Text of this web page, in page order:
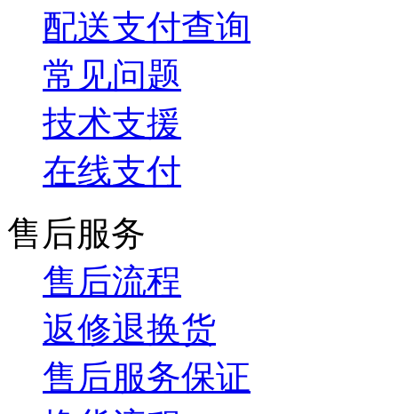
配送支付查询
常见问题
技术支援
在线支付
售后服务
售后流程
返修退换货
售后服务保证